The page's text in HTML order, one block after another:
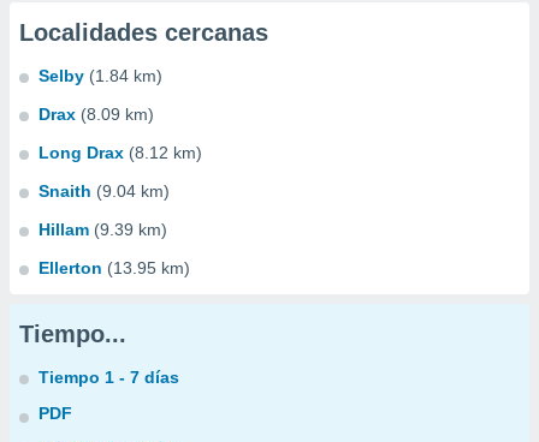
Localidades cercanas
Selby (1.84 km)
Drax (8.09 km)
Long Drax (8.12 km)
Snaith (9.04 km)
Hillam (9.39 km)
Ellerton (13.95 km)
Tiempo...
Tiempo 1 - 7 días
PDF